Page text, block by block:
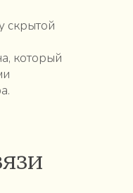
скрытой
который